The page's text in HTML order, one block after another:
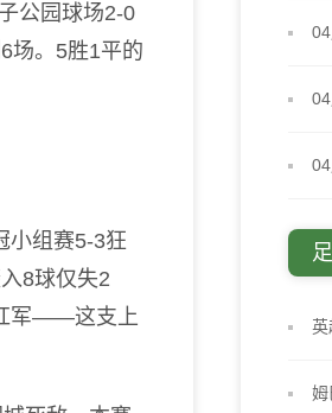
公园球场2-0
场。5胜1平的
组赛5-3狂
8球仅失2
军——这支上
英
姆